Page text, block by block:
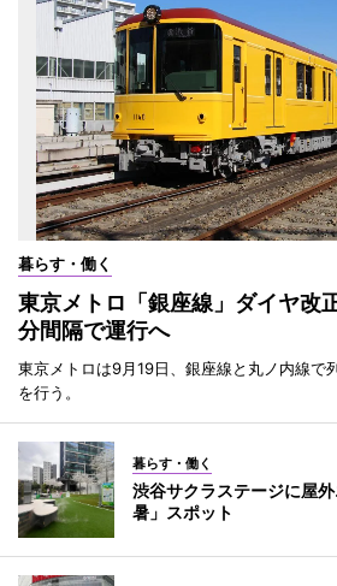
暮らす・働く
東京メトロ「銀座線」ダイヤ
分間隔で運行へ
東京メトロは9月19日、銀座線と丸ノ内線で
を行う。
暮らす・働く
渋谷サクラステージに屋
暑」スポット